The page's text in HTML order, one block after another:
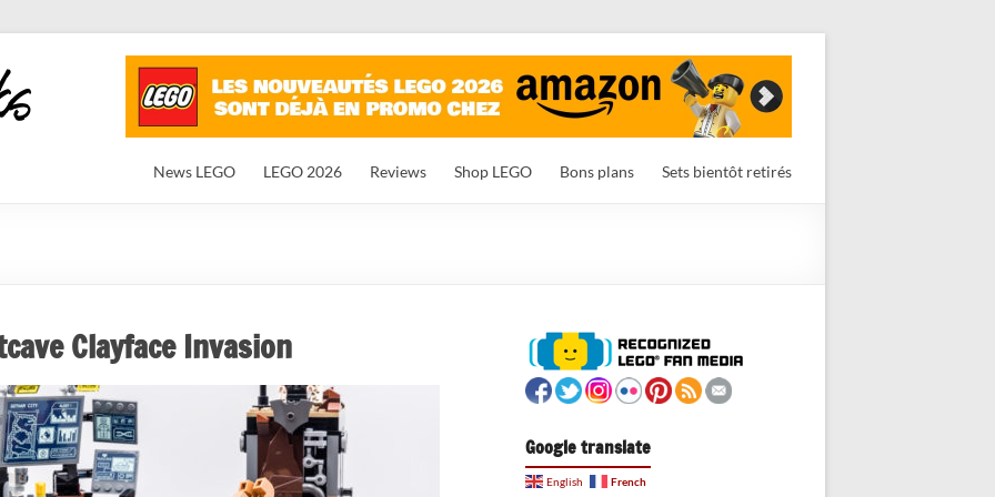
News LEGO LEGO 2026 Reviews Shop LEGO Bons plans Sets bientôt retirés
Clayface Invasion
Google translate
English French